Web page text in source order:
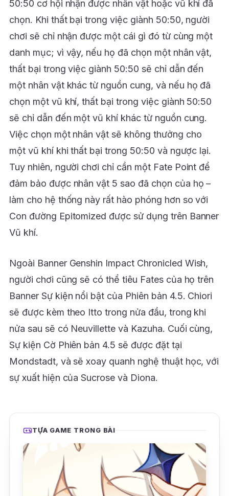
50:50 cơ hội nhận được nhân vật hoặc vũ khí đã
chọn. Khi thất bại trong việc giành 50:50, người
chơi sẽ chỉ nhận được một cái gì đó từ cùng một
danh mục; vì vậy, nếu họ đã chọn một nhân vật,
thất bại trong việc giành 50:50 sẽ chỉ dẫn đến
một nhân vật khác từ nguồn cung, và nếu họ đã
chọn một vũ khí, thất bại trong việc giành 50:50
sẽ chỉ dẫn đến một vũ khí khác từ nguồn cung.
Việc chọn một nhân vật sẽ không thưởng cho
một vũ khí khi thất bại trong 50:50 và ngược lại.
Tuy nhiên, người chơi chỉ cần một Fate Point để
đảm bảo được nhân vật 5 sao đã chọn của họ –
làm cho hệ thống này rất hào phóng hơn so với
Con đường Epitomized được sử dụng trên Banner
Vũ khí.
Ngoài Banner Genshin Impact Chronicled Wish,
người chơi cũng sẽ có thể tiêu Fates của họ trên
Banner Sự kiện nổi bật của Phiên bản 4.5. Chiori
sẽ được kèm theo Itto trong nửa đầu, trong khi
nửa sau sẽ có Neuvillette và Kazuha. Cuối cùng,
Sự kiện Cờ Phiên bản 4.5 sẽ được đặt tại
Mondstadt, và sẽ xoay quanh nghệ thuật học, với
sự xuất hiện của Sucrose và Diona.
TỰA GAME TRONG BÀI